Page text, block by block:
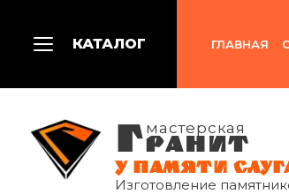
КАТАЛОГ ГЛАВНАЯ
мастерская
ГРАНИТ
У ПАМЯТИ
Изготовление